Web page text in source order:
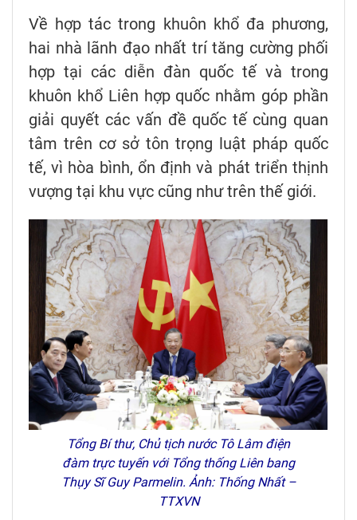
Về hợp tác trong khuôn khổ đa phương,
hai nhà lãnh đạo nhất trí tăng cường phối
hợp tại các diễn đàn quốc tế và trong
khuôn khổ Liên hợp quốc nhằm góp phần
giải quyết các vấn đề quốc tế cùng quan
tâm trên cơ sở tôn trọng luật pháp quốc
tế, vì hòa bình, ổn định và phát triển thịnh
vượng tại khu vực cũng như trên thế giới.
Tổng Bí thư, Chủ tịch nước Tô Lâm điện
đàm trực tuyến với Tổng thống Liên bang
Thụy Sĩ Guy Parmelin. Ảnh: Thống Nhất –
TTXVN